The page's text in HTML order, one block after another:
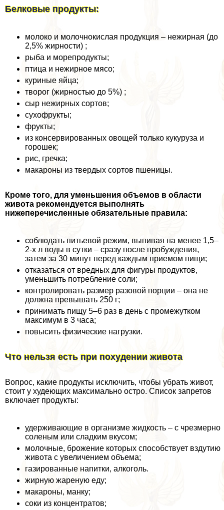
Белковые продукты:
молоко и молочнокислая продукция – нежирная (до
2,5% жирности) ;
рыба и морепродукты;
птица и нежирное мясо;
куриные яйца;
творог (жирностью до 5%) ;
сыр нежирных сортов;
сухофрукты;
фрукты;
из консервированных овощей только кукуруза и
горошек;
рис, гречка;
макароны из твердых сортов пшеницы.
Кроме того, для уменьшения объемов в области
живота рекомендуется выполнять
нижеперечисленные обязательные правила:
соблюдать питьевой режим, выпивая на менее 1,5–
2-х л воды в сутки – сразу после пробуждения,
затем за 30 минут перед каждым приемом пищи;
отказаться от вредных для фигуры продуктов,
уменьшить потрeбление соли;
контролировать размер разовой порции – она не
должна превышать 250 г;
принимать пищу 5–6 раз в день с промежутком
максимум в 3 часа;
повысить физические нагрузки.
Что нельзя есть при похудении живота
Вопрос, какие продукты исключить, чтобы убрать живот,
стоит у худеющих максимально остро. Список запретов
включает продукты:
удерживающие в организме жидкость – с чрезмерно
соленым или сладким вкусом;
молочные, брожение которых способствует вздутию
живота с увеличением объема;
газированные напитки, алкоголь.
жирную жареную еду;
макароны, манку;
соки из концентратов;